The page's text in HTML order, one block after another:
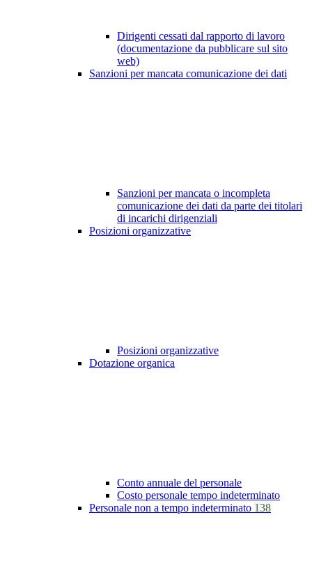
Dirigenti cessati dal rapporto di lavoro
(documentazione da pubblicare sul sito
web)
Sanzioni per mancata comunicazione dei dati
Sanzioni per mancata o incompleta
comunicazione dei dati da parte dei titolari
di incarichi dirigenziali
Posizioni organizzative
Posizioni organizzative
Dotazione organica
Conto annuale del personale
Costo personale tempo indeterminato
Personale non a tempo indeterminato 138